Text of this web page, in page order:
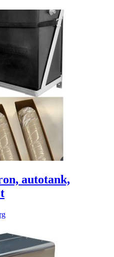
autotank,